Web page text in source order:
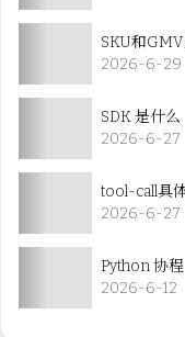
SKU和
2026-6-29
SDK 是什么
2026-6-27
tool-call具
2026-6-27
Python 协程
2026-6-12